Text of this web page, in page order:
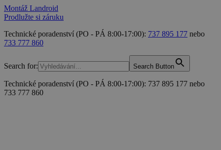
Montáž Landroid
Prodlužte si záruku
Technické poradenství (PO - PÁ 8:00-17:00): 737 895 177 nebo
733 777 860
Search for: Search Button
Technické poradenství (PO - PÁ 8:00-17:00): 737 895 177 nebo
733 777 860